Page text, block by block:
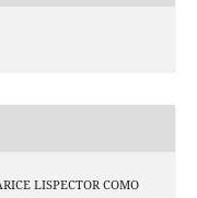
LISPECTOR COMO